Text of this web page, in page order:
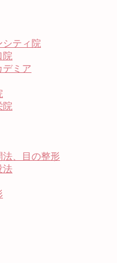
シティ院
院
デミア
院
、目の整形
法